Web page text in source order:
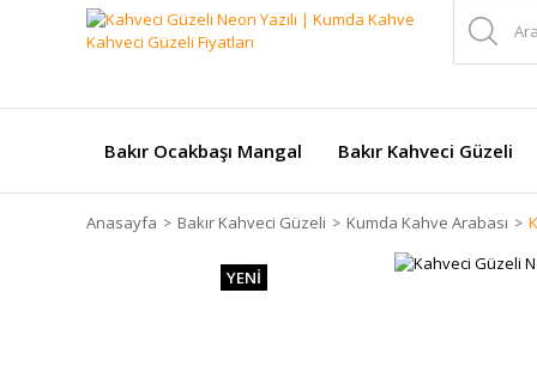
Bakır Ocakbaşı Mangal Bakır Kahveci Güzeli
Anasayfa Bakır Kahveci Güzeli Kumda Kahve Arabası
YENİ